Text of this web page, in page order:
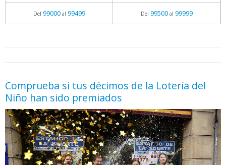
Del 99000al 99499 Del 99500al 99999
Comprueba si tus décimos de la Lotería del
Niño han sido premiados